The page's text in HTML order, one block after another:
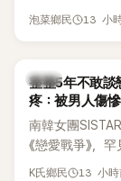
和音量？
泡菜鄉民 13 小
韓星
整整5年不敢
疼：被男人傷
南韓女團
《戀愛戰爭》，
年沒有談戀愛
K氏鄉民 13 小時